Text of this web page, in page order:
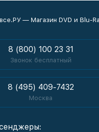
— Магазин DVD и Blu-
8 (800) 100 23 31
Звонок бесплатный
8 (495) 409-7432
Москва